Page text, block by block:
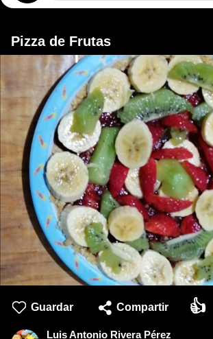
Pizza de Frutas
Guardar Compartir 👍
Luis Antonio Rivera Pérez